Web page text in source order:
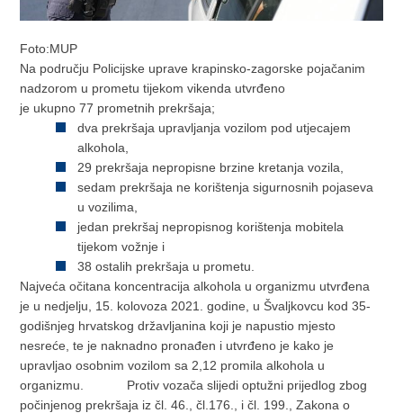
Foto:MUP
Na području Policijske uprave krapinsko-zagorske pojačanim
nadzorom u prometu tijekom vikenda utvrđeno
je ukupno 77 prometnih prekršaja;
dva prekršaja upravljanja vozilom pod utjecajem
alkohola,
29 prekršaja nepropisne brzine kretanja vozila,
sedam prekršaja ne korištenja sigurnosnih pojaseva
u vozilima,
jedan prekršaj nepropisnog korištenja mobitela
tijekom vožnje i
38 ostalih prekršaja u prometu.
Najveća očitana koncentracija alkohola u organizmu utvrđena
je u nedjelju, 15. kolovoza 2021. godine, u Švaljkovcu kod 35-
godišnjeg hrvatskog državljanina koji je napustio mjesto
nesreće, te je naknadno pronađen i utvrđeno je kako je
upravljao osobnim vozilom sa 2,12 promila alkohola u
organizmu. Protiv vozača slijedi optužni prijedlog zbog
počinjenog prekršaja iz čl. 46., čl.176., i čl. 199., Zakona o